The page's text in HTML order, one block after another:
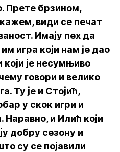
Прете брзином,
види се печат
Имају пех да
игра који нам је дао
који је несумњиво
говори и велико
Ту је и Стојић,
у скок игри и
Наравно, и Илић који
добру сезону и
су се појавили